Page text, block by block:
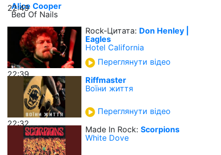
22:49
Alice Cooper
Bed Of Nails
22:39
Rock-Цитата: Don Henley |
Eagles
Hotel California
Переглянути відео
22:32
Riffmaster
Воїни життя
Переглянути відео
Made In Rock: Scorpions
White Dove